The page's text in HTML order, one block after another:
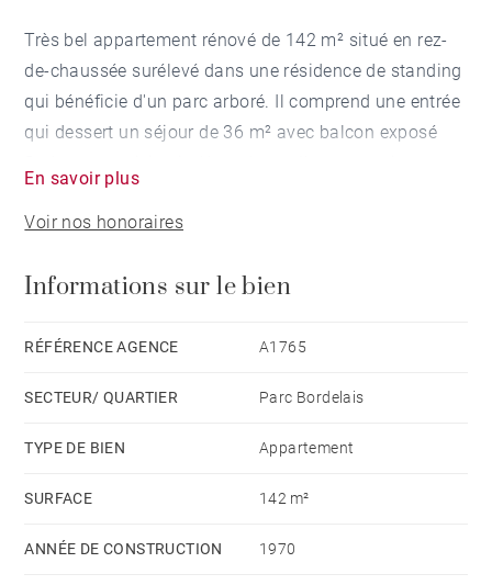
Très bel appartement rénové de 142 m² situé en rez-
de-chaussée surélevé dans une résidence de standing
qui bénéficie d'un parc arboré. Il comprend une entrée
qui dessert un séjour de 36 m² avec balcon exposé
dispose de quatre chambres, une salle de bains et
deux salles d'eau. Un cellier ainsi qu'une place de
d'une climatisation réversible situé à proximité
En savoir plus
Voir nos honoraires
Informations sur le bien
RÉFÉRENCE AGENCE A1765
SECTEUR/ QUARTIER Parc Bordelais
TYPE DE BIEN Appartement
SURFACE 142 m²
ANNÉE DE CONSTRUCTION 1970